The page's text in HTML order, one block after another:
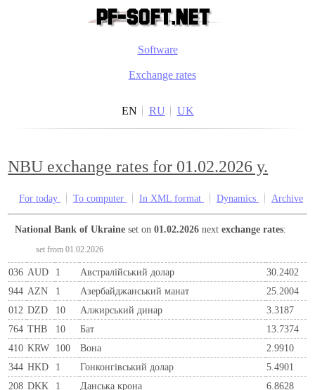
Software
Exchange rates
EN RU UK
NBU exchange rates for 01.02.2026 y.
For today To computer In XML format Dynamics Archive
National Bank of Ukraine set on01.02.2026 nextexchange rates:
set from 01.02.2026
036 AUD 1 Австралійський долар
30.2402
944 AZN 1 Азербайджанський манат
25.2004
012 DZD 10 Алжирський динар
3.3187
764 THB 10 Бат
13.7374
410 KRW 100 Вона
2.9910
344 HKD 1 Гонконгівський долар
5.4901
208 DKK 1 Данська крона
6.8628